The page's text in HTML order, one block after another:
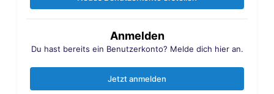
Anmelden
Du hast bereits ein Benutzerkonto? Melde dich hier an.
Jetzt anmelden